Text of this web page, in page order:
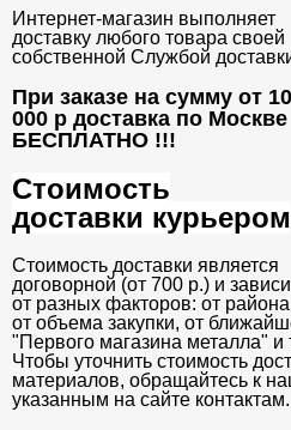
Интернет-магазин выполняет
доставку любого товара своей
собственной Службой
При заказе на сумму от
000 р доставка по Москве
БЕСПЛАТНО !!!
Стоимость
доставки курьером
Стоимость доставки является
договорной (от 700 р.) и
от разных факторов: от
от объема закупки, от
"Первого магазина металла" и
Чтобы уточнить стоимость
материалов, обращайтесь к
указанным на сайте контактам.